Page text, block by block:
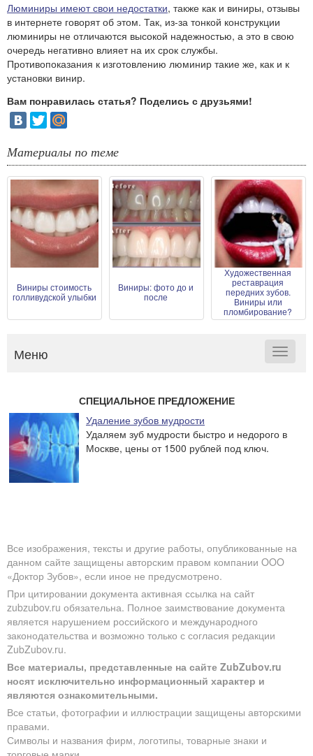
Люминиры имеют свои недостатки, также как и виниры, отзывы
в интернете говорят об этом. Так, из-за тонкой конструкции
люминиры не отличаются высокой надежностью, а это в свою
очередь негативно влияет на их срок службы.
Противопоказания к изготовлению люминир такие же, как и к
установки винир.
Вам понравилась статья? Поделись с друзьями!
Материалы по теме
Виниры стоимость
голливудской улыбки
Виниры: фото до и
после
Художественная
реставрация
передних зубов.
Виниры или
пломбирование?
Меню
Toggle
СПЕЦИАЛЬНОЕ ПРЕДЛОЖЕНИЕ
Удаление зубов мудрости
Удаляем зуб мудрости быстро и недорого в
Москве, цены от 1500 рублей под ключ.
Все изображения, тексты и другие работы, опубликованные на
данном сайте защищены авторским правом компании OOO
«Доктор Зубов», если иное не предусмотрено.
При цитировании документа активная ссылка на сайт
zubzubov.ru обязательна. Полное заимствование документа
является нарушением российского и международного
законодательства и возможно только с согласия редакции
ZubZubov.ru.
Все материалы, представленные на сайте ZubZubov.ru
носят исключительно информационный характер и
являются ознакомительными.
Все статьи, фотографии и иллюстрации защищены авторскими
правами.
Символы и названия фирм, логотипы, товарные знаки и